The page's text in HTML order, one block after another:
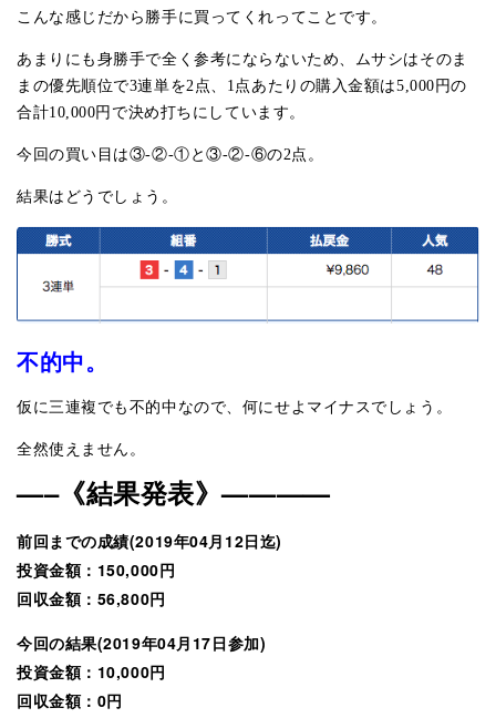
こんな感じだから勝手に買ってくれってことです。
あまりにも身勝手で全く参考にならないため、ムサシはそのま
まの優先順位で3連単を2点、1点あたりの購入金額は5,000円の
合計10,000円で決め打ちにしています。
今回の買い目は③-②-①と③-②-⑥の2点。
結果はどうでしょう。
不的中。
仮に三連複でも不的中なので、何にせよマイナスでしょう。
全然使えません。
—–《結果発表》————
前回までの成績(2019年04月12日迄)
投資金額：150,000円
回収金額：56,800円
今回の結果(2019年04月17日参加)
投資金額：10,000円
回収金額：0円